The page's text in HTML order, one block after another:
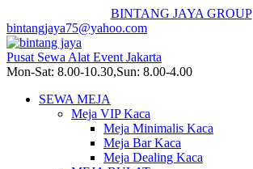
BINTANG JAYA GROUP
bintangjaya75@yahoo.com
Pusat Sewa Alat Event Jakarta
Mon-Sat: 8.00-10.30,Sun: 8.00-4.00
SEWA MEJA
Meja VIP Kaca
Meja Minimalis Kaca
Meja Bar Kaca
Meja Dealing Kaca